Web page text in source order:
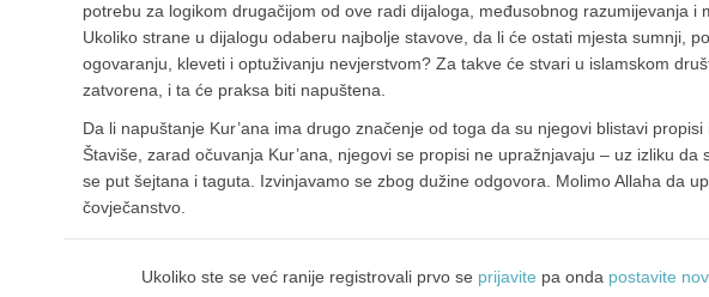
potrebu za logikom drugačijom od ove radi dijaloga, međusobnog razumijevanja i
Ukoliko strane u dijalogu odaberu najbolje stavove, da li će ostati mjesta sumnji,
ogovaranju, kleveti i optuživanju nevjerstvom? Za takve će stvari u islamskom
zatvorena, i ta će praksa biti napuštena.
Da li napuštanje Kur’ana ima drugo značenje od toga da su njegovi blistavi
Štaviše, zarad očuvanja Kur’ana, njegovi se propisi ne upražnjavaju – uz izliku da
se put šejtana i taguta. Izvinjavamo se zbog dužine odgovora. Molimo Allaha da
čovječanstvo.
Ukoliko ste se već ranije registrovali prvo se prijavite pa onda postavite